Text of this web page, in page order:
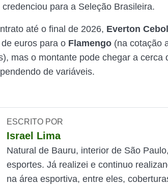
para a Seleção Brasileira.
até o final de 2026, Everton
euros para o Flamengo (na cotação
mas o montante pode chegar a cerca
de variáveis.
ESCRITO POR
Israel Lima
Natural de Bauru, interior de São
esportes. Já realizei e continuo
na área esportiva, entre eles,